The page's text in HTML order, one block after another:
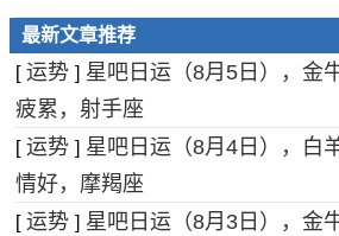
最新文章推荐
[ 运势 ] 星吧日运（8月5日），金
疲累，射手座
[ 运势 ] 星吧日运（8月4日），白
情好，摩羯座
[ 运势 ] 星吧日运（8月3日），金